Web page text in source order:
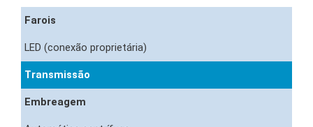
Farois
LED (conexão proprietária)
Transmissão
Embreagem